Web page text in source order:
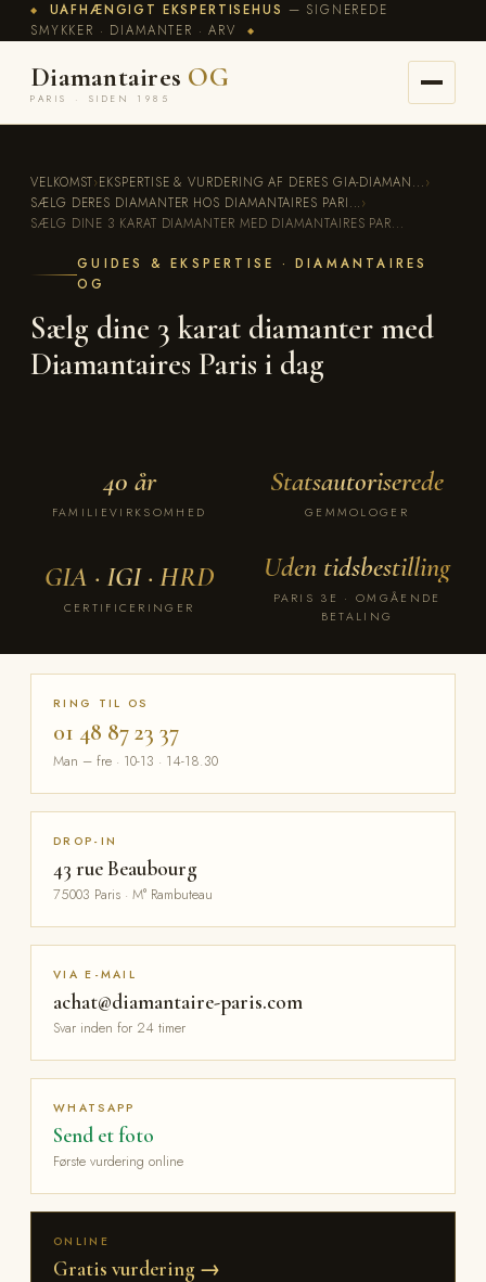
◆ UAFHÆNGIGT EKSPERTISEHUS — SIGNEREDE
SMYKKER · DIAMANTER · ARV
◆
Diamantaires OG
PARIS · SIDEN 1985
VELKOMST›EKSPERTISE & VURDERING AF DERES GIA-DIAMAN...›
SÆLG DERES DIAMANTER HOS DIAMANTAIRES PARI...›
SÆLG DINE 3 KARAT DIAMANTER MED DIAMANTAIRES PAR...
GUIDES & EKSPERTISE · DIAMANTAIRES
OG
Sælg dine 3 karat diamanter med
Diamantaires Paris i dag
40 år
FAMILIEVIRKSOMHED
Statsautoriserede
GEMMOLOGER
GIA · IGI · HRD
CERTIFICERINGER
Uden tidsbestilling
PARIS 3E · OMGÅENDE
BETALING
RING TIL OS
01 48 87 23 37
Man – fre · 10-13 · 14-18.30
DROP-IN
43 rue Beaubourg
75003 Paris · M° Rambuteau
VIA E-MAIL
achat@diamantaire-paris.com
Svar inden for 24 timer
WHATSAPP
Send et foto
Første vurdering online
ONLINE
Gratis vurdering →